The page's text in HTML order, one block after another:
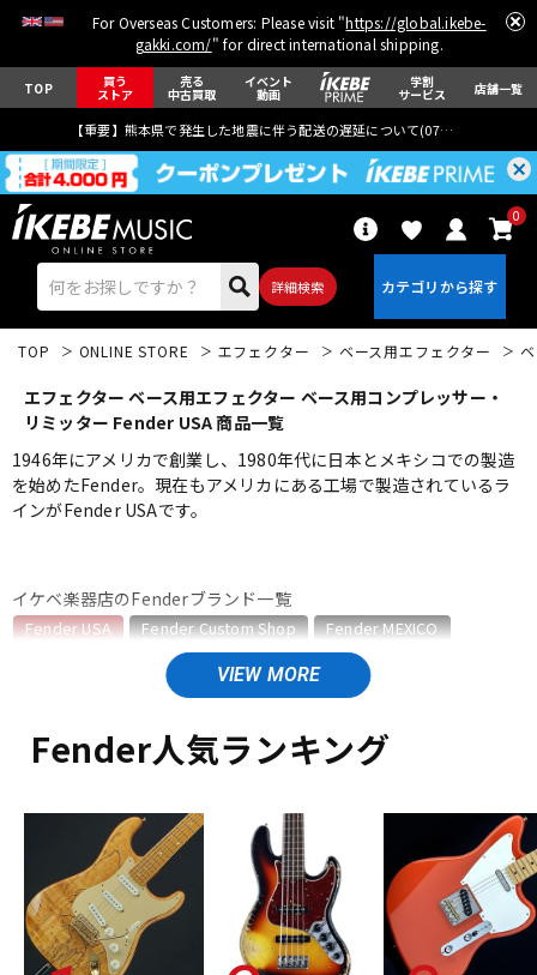
For Overseas Customers: Please visit "https://global.ikebe-
gakki.com/" for direct international shipping.
TOP 買う
ストア
売る
中古買取
イベント
動画
学割
サービス 店舗一覧
【重要】熊本県で発生した地震に伴う配送の遅延について(07月29日
詳細検索
0
エレキギター アコギ/エレアコ
パーカッション
キーボード 電子ピアノ
管楽器
アンプ エフェクター
TOP ONLINE STORE エフェクター ベース用エフェクター
エフェクター ベース用エフェクター ベース用コンプレッサー・
リミッター Fender USA 商品一覧
1946年にアメリカで創業し、1980年代に日本とメキシコでの製造
を始めたFender。現在もアメリカにある工場で製造されているラ
インがFender USAです。
イケベ楽器店のFenderブランド一覧
Fender USA Fender Custom Shop
Fender MEXICO
Fender Made in Japan
Fender Standard Series
Fender Japan
Fender USAのカテゴリ
エレキギター/テレキャスター・TLタイプ
エレキギター/ジャズマスター・JMタイプ
エレキギター/ジャガー・JGタイプ
エレキギター/ムスタング・MGタイプ
エレキギター/#American Vintage II
エレキギター/#American Ultra
Fender人気ランキング